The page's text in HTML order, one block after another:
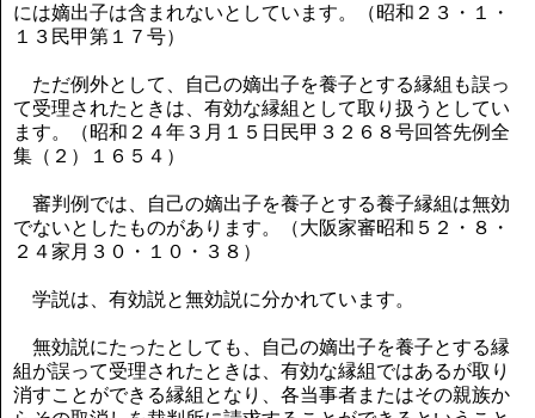
には嫡出子は含まれないとしています。（昭和２３・１・
１３民甲第１７号）
ただ例外として、自己の嫡出子を養子とする縁組も誤っ
て受理されたときは、有効な縁組として取り扱うとしてい
ます。（昭和２４年３月１５日民甲３２６８号回答先例全
集（２）１６５４）
審判例では、自己の嫡出子を養子とする養子縁組は無効
でないとしたものがあります。（大阪家審昭和５２・８・
２４家月３０・１０・３８）
学説は、有効説と無効説に分かれています。
無効説にたったとしても、自己の嫡出子を養子とする縁
組が誤って受理されたときは、有効な縁組ではあるが取り
消すことができる縁組となり、各当事者またはその親族か